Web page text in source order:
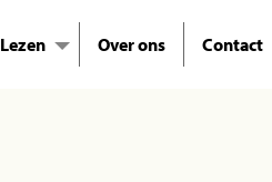
Lezen Over ons Contact